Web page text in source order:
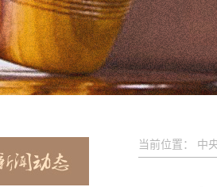
当前位置： 中